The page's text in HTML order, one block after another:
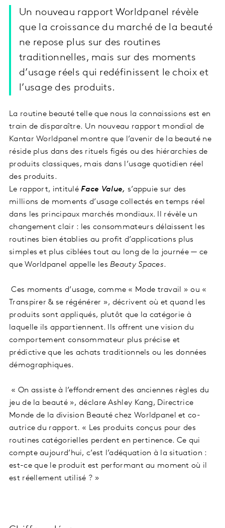
Un nouveau rapport Worldpanel révèle
que la croissance du marché de la beauté
ne repose plus sur des routines
traditionnelles, mais sur des moments
d’usage réels qui redéfinissent le choix et
l’usage des produits.
La routine beauté telle que nous la connaissions est en
train de disparaître. Un nouveau rapport mondial de
Kantar Worldpanel montre que l’avenir de la beauté ne
réside plus dans des rituels figés ou des hiérarchies de
produits classiques, mais dans l’usage quotidien réel
des produits.
Le rapport, intituléFace Value, s’appuie sur des
millions de moments d’usage collectés en temps réel
dans les principaux marchés mondiaux. Il révèle un
changement clair : les consommateurs délaissent les
routines bien établies au profit d’applications plus
simples et plus ciblées tout au long de la journée — ce
que Worldpanel appelle lesBeauty Spaces.
Ces moments d’usage, comme « Mode travail » ou «
Transpirer & se régénérer », décrivent où et quand les
produits sont appliqués, plutôt que la catégorie à
laquelle ils appartiennent. Ils offrent une vision du
comportement consommateur plus précise et
prédictive que les achats traditionnels ou les données
démographiques.
« On assiste à l’effondrement des anciennes règles du
jeu de la beauté », déclare Ashley Kang, Directrice
Monde de la division Beauté chez Worldpanel et co-
autrice du rapport. « Les produits conçus pour des
routines catégorielles perdent en pertinence. Ce qui
compte aujourd’hui, c’est l’adéquation à la situation :
est-ce que le produit est performant au moment où il
est réellement utilisé ? »